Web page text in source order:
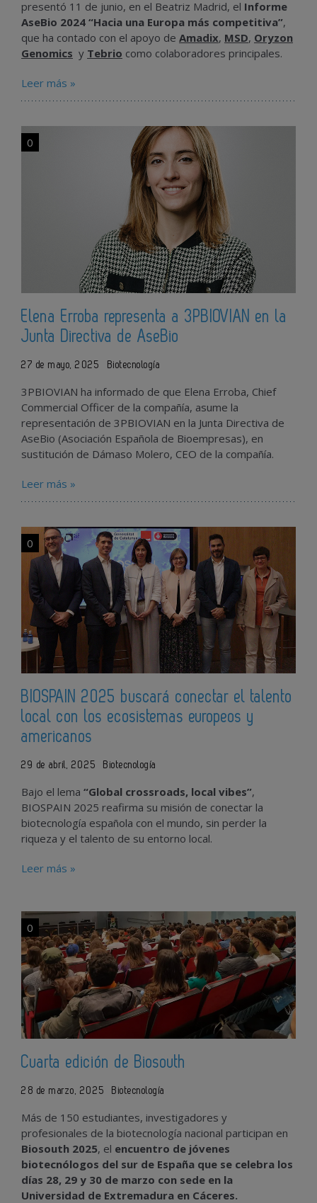
presentó 11 de junio, en el Beatriz Madrid, el Informe
AseBio 2024 “Hacia una Europa más competitiva”,
que ha contado con el apoyo de Amadix, MSD, Oryzon
Genomics y Tebrio como colaboradores principales.
Leer más »
0
Elena Erroba representa a 3PBIOVIAN en la
Junta Directiva de AseBio
27 de mayo, 2025 Biotecnología
3PBIOVIAN ha informado de que Elena Erroba, Chief
Commercial Officer de la compañía, asume la
representación de 3PBIOVIAN en la Junta Directiva de
AseBio (Asociación Española de Bioempresas), en
sustitución de Dámaso Molero, CEO de la compañía.
Leer más »
0
BIOSPAIN 2025 buscará conectar el talento
local con los ecosistemas europeos y
americanos
29 de abril, 2025 Biotecnología
Bajo el lema “Global crossroads, local vibes”,
BIOSPAIN 2025 reafirma su misión de conectar la
biotecnología española con el mundo, sin perder la
riqueza y el talento de su entorno local.
Leer más »
0
Cuarta edición de Biosouth
28 de marzo, 2025 Biotecnología
Más de 150 estudiantes, investigadores y
profesionales de la biotecnología nacional participan en
Biosouth 2025, el encuentro de jóvenes
biotecnólogos del sur de España que se celebra los
días 28, 29 y 30 de marzo con sede en la
Universidad de Extremadura en Cáceres.